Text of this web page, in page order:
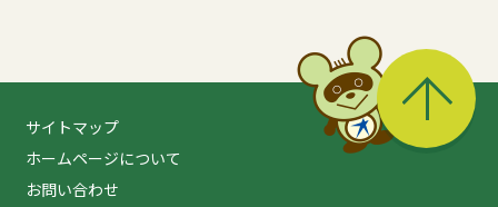
サイトマップ
ホームページについて
お問い合わせ